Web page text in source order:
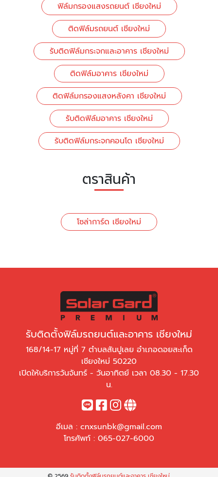
ฟิล์มกรองแสงรถยนต์ เชียงใหม่
ติดฟิล์มรถยนต์ เชียงใหม่
รับติดฟิล์มกระจกและอาคาร เชียงใหม่
ติดฟิล์มอาคาร เชียงใหม่
ติดฟิล์มกรองแสงหลังคา เชียงใหม่
รับติดฟิล์มอาคาร เชียงใหม่
รับติดฟิล์มกระจกคอนโด เชียงใหม่
ตราสินค้า
โซล่าการ์ด เชียงใหม่
รับติดตั้งฟิล์มรถยนต์และอาคาร เชียงใหม่
168/14-17 หมู่ที่ 7 ตำบลสันปูเลย อำเภอดอยสะเก็ด
เชียงใหม่ 50220
เปิดให้บริการวันจันทร์ - วันอาทิตย์ เวลา 08.30 - 17.30
น.
อีเมล : cnxsunbk@gmail.com
โทรศัพท์ : 065-027-6000